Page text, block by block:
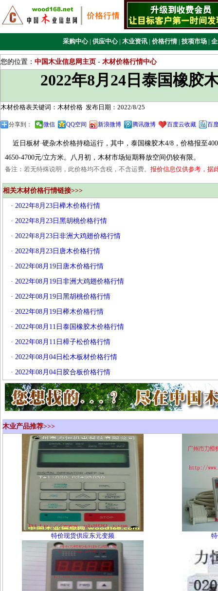
采购中心 | 供应中心 | 木业资讯 | 价格行情 | 技项市场 |
您的位置： 中国木业信息网主页 - 木材价格行情中心
2022年8月24日泰国橡胶
木材价格表关键词：木材价格 发布日期：2022/8/25
分享到： 微信 QQ空间 新浪微博 腾讯微博 百度云收藏 百
近日板材·硬杂木价格持稳运行，其中，泰国橡胶木4/8，价格报至
4650-4700元/立方米。八月初，木材市场短期释放空间仍较有限。
备注：若无特殊说明，此价格均不含税，不含运费。 报价信息仅供参考，据
相关木材价格行情链接>>>
· 2022年8月23日榉木价格行情
· 2022年8月23日黑胡桃价格行情
· 2022年8月23日非洲大鸡翅价格行情
· 2022年8月23日唐木价格行情
· 2022年08月19日唐木价格行情
· 2022年08月19日非洲大鸡翅价格行情
· 2022年08月19日黑胡桃价格行情
· 2022年08月19日榉木价格行情
· 2022年08月11日泰国橡胶木价格行情
· 2022年08月11日樟子松​价格行情
· 2022年08月04日松木板材价格行情
· 2022年08月04日胶合板价格行情
木业产品推荐>>>
特价现货供应东元变频